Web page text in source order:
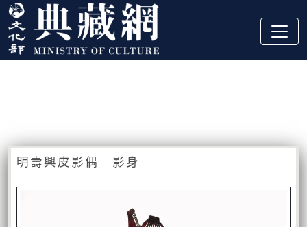
跳到主要內容
:::
明壽興皮影偶—影身